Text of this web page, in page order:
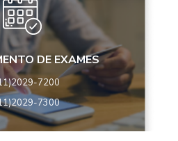
DE EXAMES
7200
7300